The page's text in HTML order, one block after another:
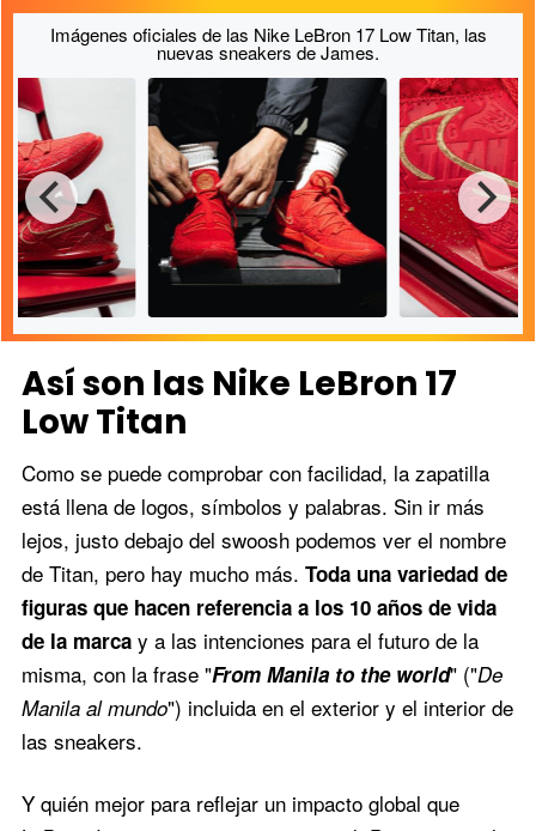
Imágenes oficiales de las Nike LeBron 17 Low Titan, las
nuevas sneakers de James.
Las Nike LeBron 17 Low
Titan combinan con
cualquier estilo.
Las Nike
Titan están
simbología.
en las Nike
Titan.
Así son las Nike LeBron 17
Low Titan
Como se puede comprobar con facilidad, la zapatilla
está llena de logos, símbolos y palabras. Sin ir más
lejos, justo debajo del swoosh podemos ver el nombre
de Titan, pero hay mucho más. Toda una variedad de
figuras que hacen referencia a los 10 años de vida
de la marcay a las intenciones para el futuro de la
misma, con la frase "From Manila to the world" ("De
Manila al mundo") incluida en el exterior y el interior de
las sneakers.
Y quién mejor para reflejar un impacto global que